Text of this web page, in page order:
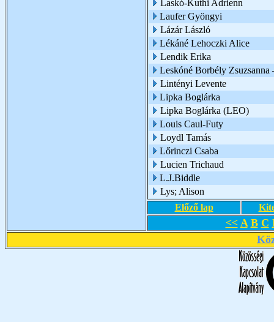
Laskó-Kuthi Adrienn
Laufer Gyöngyi
Lázár László
Lékáné Lehoczki Alice
Lendik Erika
Leskóné Borbély Zsuzsanna
Lintényi Levente
Lipka Boglárka
Lipka Boglárka (LEO)
Louis Caul-Futy
Loydl Tamás
Lőrinczi Csaba
Lucien Trichaud
L.J.Biddle
Lys; Alison
Előző lap
<< A B C